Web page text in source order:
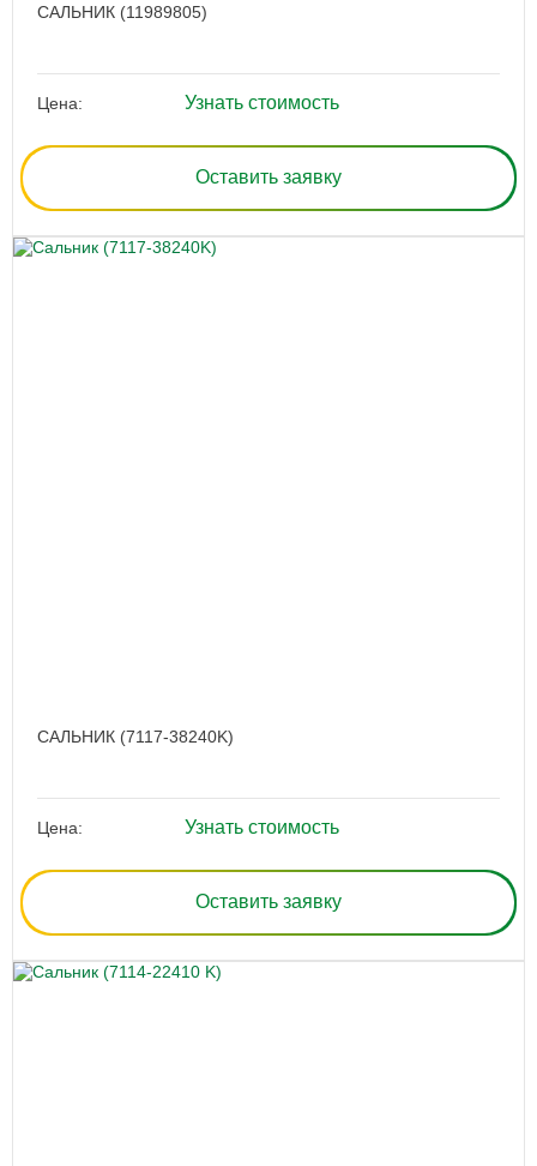
САЛЬНИК (11989805)
Цена: Узнать стоимость
Оставить заявку
САЛЬНИК (7117-38240K)
Цена: Узнать стоимость
Оставить заявку